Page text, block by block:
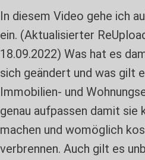
In diesem Video gehe ich
ein. (Aktualisierter
18.09.2022) Was hat es
sich geändert und was gilt
Immobilien- und
genau aufpassen damit sie
machen und womöglich
verbrennen. Auch gilt es